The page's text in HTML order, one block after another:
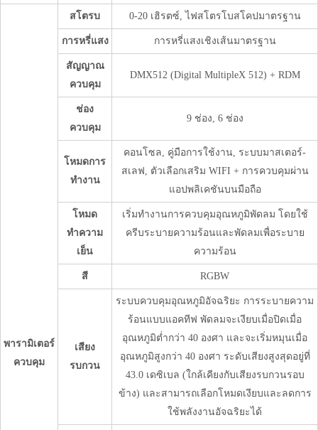
พารามิเตอร์
ควบคุม
สโตรบ 0-20 เฮิรตซ์, ไฟสโตรโบสโคปมาตรฐาน
การหรี่แสง การหรี่แสงเชิงเส้นมาตรฐาน
สัญญาณ
ควบคุม
DMX512 (Digital MultipleX 512) + RDM
ช่อง
ควบคุม
9 ช่อง, 6 ช่อง
โหมดการ
ทำงาน
คอนโซล, คู่มือการใช้งาน, ระบบมาสเตอร์-
สเลฟ, ตัวเลือกเสริม WIFI + การควบคุมผ่าน
แอปพลิเคชันบนมือถือ
โหมด
ทำความ
เย็น
เริ่มทำงานการควบคุมอุณหภูมิพัดลม โดยใช้
ครีบระบายความร้อนและพัดลมเพื่อระบาย
ความร้อน
สี RGBW
เสียง
รบกวน
ระบบควบคุมอุณหภูมิอัจฉริยะ การระบายความ
ร้อนแบบแอคทีฟ พัดลมจะเงียบเมื่อปิดเมื่อ
อุณหภูมิต่ำกว่า 40 องศา และจะเริ่มหมุนเมื่อ
อุณหภูมิสูงกว่า 40 องศา ระดับเสียงสูงสุดอยู่ที่
43.0 เดซิเบล (ใกล้เคียงกับเสียงรบกวนรอบ
ข้าง) และสามารถเลือกโหมดเงียบและลดการ
ใช้พลังงานอัจฉริยะได้